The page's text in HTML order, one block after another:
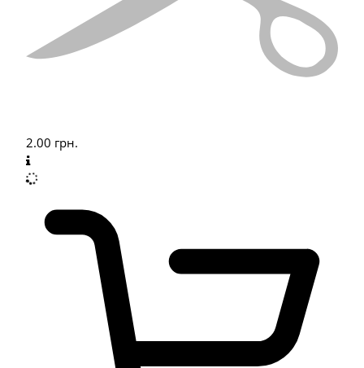
2.00 грн.